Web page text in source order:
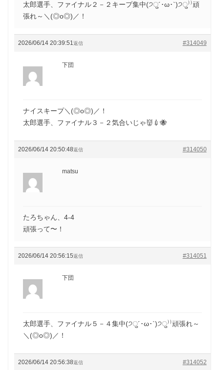
太郎選手、ファイナル２－２キープ集中(੭ु´･ω･`)੭ु⁾⁾頑
張れ～＼(◎o◎)／！
2026/06/14 20:39:51 #314049
返信
下団
ナイスキープ＼(◎o◎)／！
太郎選手、ファイナル３－２気合いじゃ👹💉🐝
2026/06/14 20:50:48 #314050
返信
matsu
たろちゃん、4-4
頑張って〜！
2026/06/14 20:56:15 #314051
返信
下団
太郎選手、ファイナル５－４集中(੭ु´･ω･`)੭ु⁾⁾頑張れ～
＼(◎o◎)／！
2026/06/14 20:56:38 #314052
返信